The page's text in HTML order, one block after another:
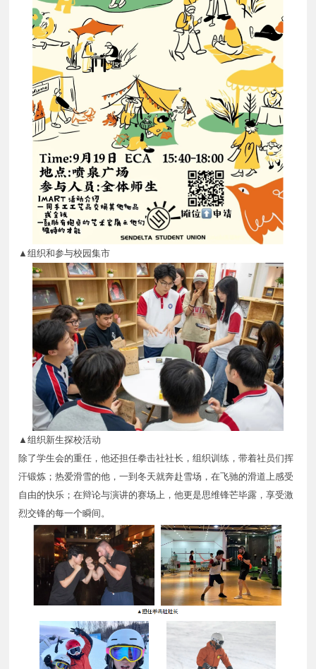
▲组织和参与校园集市
▲组织新生探校活动
除了学生会的重任，他还担任拳击社社长，组织训练，带着社员们挥
汗锻炼；热爱滑雪的他，一到冬天就奔赴雪场，在飞驰的滑道上感受
自由的快乐；在辩论与演讲的赛场上，他更是思维锋芒毕露，享受激
烈交锋的每一个瞬间。